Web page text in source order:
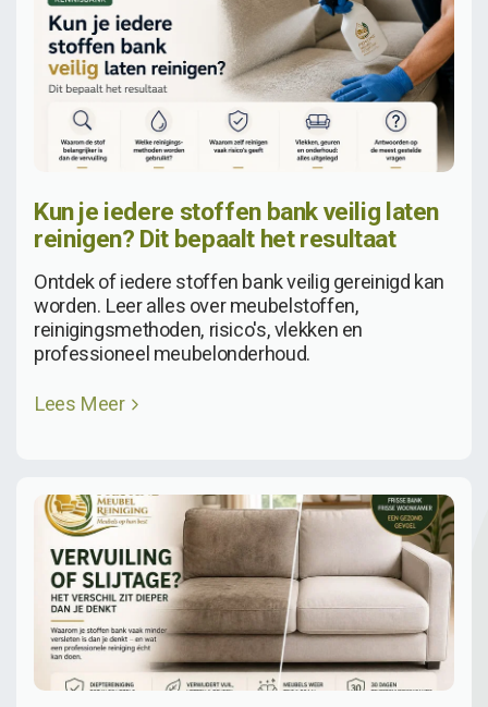
Kun je iedere stoffen bank veilig laten
reinigen? Dit bepaalt het resultaat
Ontdek of iedere stoffen bank veilig gereinigd kan
worden. Leer alles over meubelstoffen,
reinigingsmethoden, risico's, vlekken en
professioneel meubelonderhoud.
Lees Meer